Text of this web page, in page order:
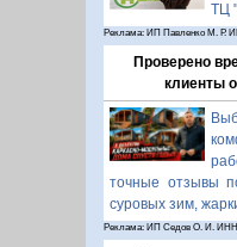
ТЦ
Реклама: ИП Павленко М. Р.
Проверено
клиенты
точные отзывы
суровых зим,
Реклама: ИП Седов О. И. ИНН